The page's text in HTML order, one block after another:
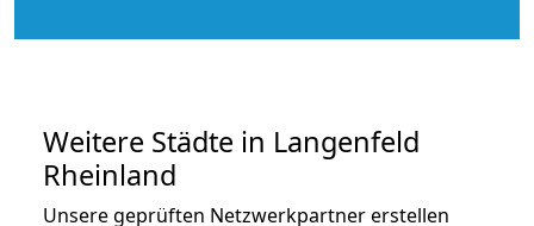
Weitere Städte in Langenfeld
Rheinland
Unsere geprüften Netzwerkpartner erstellen